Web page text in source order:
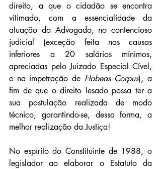
direito, a que o cidadão se encontra
vitimado, com a essencialidade da
atuação do Advogado, no contencioso
judicial (exceção feita nas causas
inferiores a 20 salários mínimos,
apreciadas pelo Juizado Especial Cível,
e na impetração de Habeas Corpus), a
fim de que o direito lesado possa ter a
sua postulação realizada de modo
técnico, garantindo-se, dessa forma, a
melhor realização da Justiça!
No espírito do Constituinte de 1988, o
legislador ao elaborar o Estatuto da